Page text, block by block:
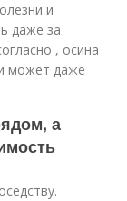
и
даже за
, осина
может даже
а